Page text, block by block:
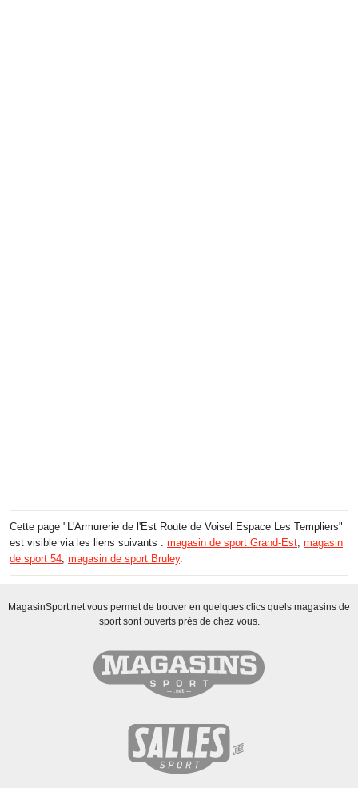
Cette page "L'Armurerie de l'Est Route de Voisel Espace Les Templiers"
est visible via les liens suivants : magasin de sport Grand-Est magasin
de sport 54 magasin de sport Bruley.
MagasinSport.net vous permet de trouver en quelques clics quels magasins de
sport sont ouverts près de chez vous.